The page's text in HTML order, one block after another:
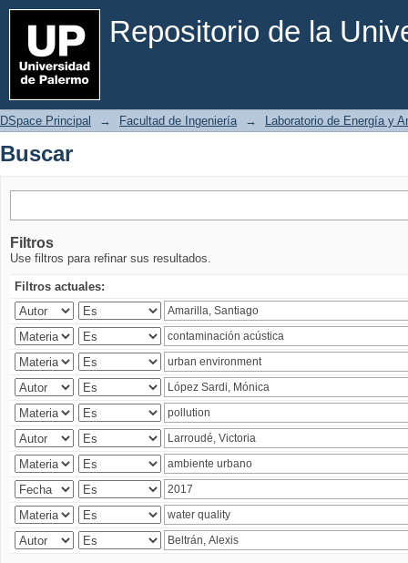
Repositorio de la
Buscar
DSpace Principal → Facultad de Ingeniería → Laboratorio de Energía y
Buscar
Filtros
Use filtros para refinar sus resultados.
Filtros actuales: